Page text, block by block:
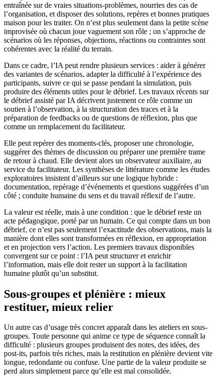
entraînée sur de vraies situations-problèmes, nourries des cas de
l’organisation, et disposer des solutions, repères et bonnes pratiques
maison pour les traiter. On n’est plus seulement dans la petite scène
improvisée où chacun joue vaguement son rôle ; on s’approche de
scénarios où les réponses, objections, réactions ou contraintes sont
cohérentes avec la réalité du terrain.
Dans ce cadre, l’IA peut rendre plusieurs services : aider à générer
des variantes de scénarios, adapter la difficulté à l’expérience des
participants, suivre ce qui se passe pendant la simulation, puis
produire des éléments utiles pour le débrief. Les travaux récents sur
le débrief assisté par IA décrivent justement ce rôle comme un
soutien à l’observation, à la structuration des traces et à la
préparation de feedbacks ou de questions de réflexion, plus que
comme un remplacement du facilitateur.
Elle peut repérer des moments-clés, proposer une chronologie,
suggérer des thèmes de discussion ou préparer une première trame
de retour à chaud. Elle devient alors un observateur auxiliaire, au
service du facilitateur. Les synthèses de littérature comme les études
exploratoires insistent d’ailleurs sur une logique hybride :
documentation, repérage d’événements et questions suggérées d’un
côté ; conduite humaine du sens et du travail réflexif de l’autre.
La valeur est réelle, mais à une condition : que le débrief reste un
acte pédagogique, porté par un humain. Ce qui compte dans un bon
débrief, ce n’est pas seulement l’exactitude des observations, mais la
manière dont elles sont transformées en réflexion, en appropriation
et en projection vers l’action. Les premiers travaux disponibles
convergent sur ce point : l’IA peut structurer et enrichir
l’information, mais elle doit rester un support à la facilitation
humaine plutôt qu’un substitut.
Sous-groupes et plénière : mieux
restituer, mieux relier
Un autre cas d’usage très concret apparaît dans les ateliers en sous-
groupes. Toute personne qui anime ce type de séquence connaît la
difficulté : plusieurs groupes produisent des notes, des idées, des
post-its, parfois très riches, mais la restitution en plénière devient vite
longue, redondante ou confuse. Une partie de la valeur produite se
perd alors simplement parce qu’elle est mal consolidée.